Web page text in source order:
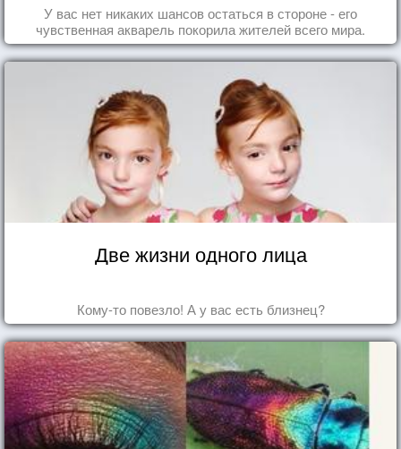
У вас нет никаких шансов остаться в стороне - его
чувственная акварель покорила жителей всего мира.
Две жизни одного лица
Кому-то повезло! А у вас есть близнец?